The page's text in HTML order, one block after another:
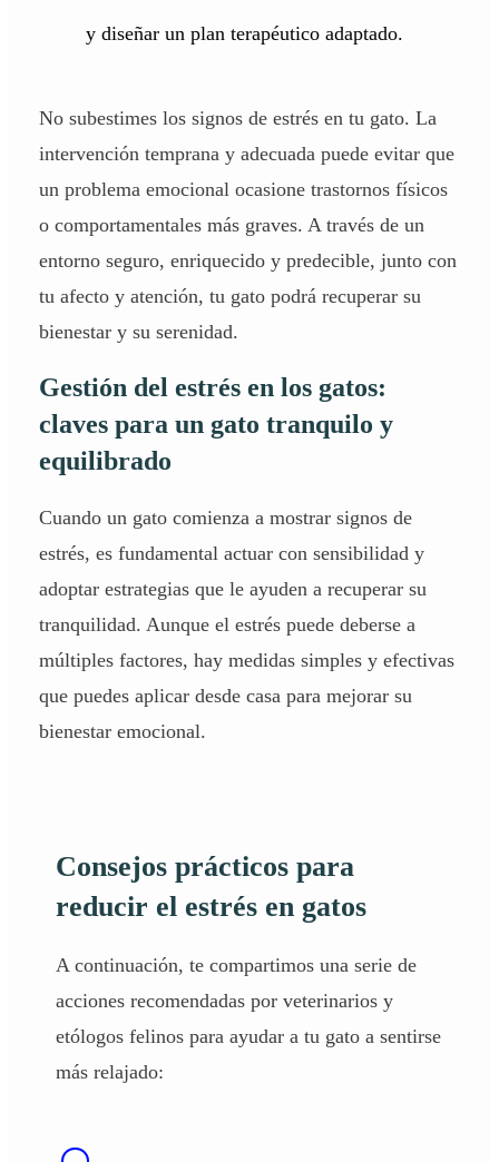
y diseñar un plan terapéutico adaptado.
No subestimes los signos de estrés en tu gato. La
intervención temprana y adecuada puede evitar que
un problema emocional ocasione trastornos físicos
o comportamentales más graves. A través de un
entorno seguro, enriquecido y predecible, junto con
tu afecto y atención, tu gato podrá recuperar su
bienestar y su serenidad.
Gestión del estrés en los gatos:
claves para un gato tranquilo y
equilibrado
Cuando un gato comienza a mostrar signos de
estrés, es fundamental actuar con sensibilidad y
adoptar estrategias que le ayuden a recuperar su
tranquilidad. Aunque el estrés puede deberse a
múltiples factores, hay medidas simples y efectivas
que puedes aplicar desde casa para mejorar su
bienestar emocional.
Consejos prácticos para
reducir el estrés en gatos
A continuación, te compartimos una serie de
acciones recomendadas por veterinarios y
etólogos felinos para ayudar a tu gato a sentirse
más relajado: